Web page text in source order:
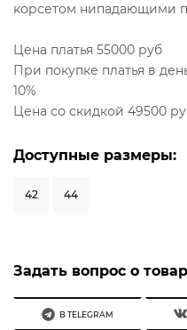
корсетом нипадающими
Цена платья 55000 руб
При покупке платья в
10%
Цена со скидкой 49500
Доступные размеры:
42 44
Задать вопрос о
В TELEGRAM